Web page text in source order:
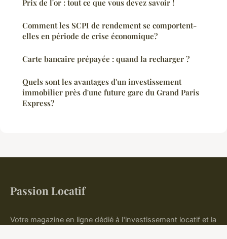
Prix de l'or : tout ce que vous devez savoir !
Comment les SCPI de rendement se comportent-
elles en période de crise économique?
Carte bancaire prépayée : quand la recharger ?
Quels sont les avantages d'un investissement
immobilier près d'une future gare du Grand Paris
Express?
Passion Locatif
Votre magazine en ligne dédié à l'investissement locatif et la